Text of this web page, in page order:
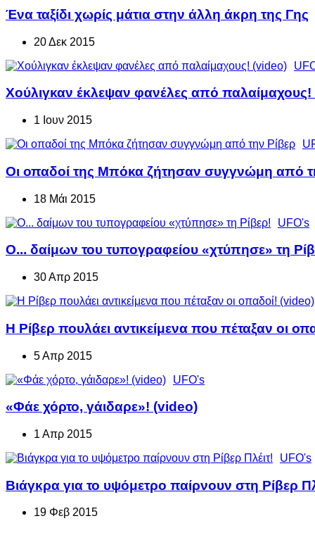
Ένα ταξίδι χωρίς μάτια στην άλλη άκρη της Γης
20 Δεκ 2015
Χούλιγκαν έκλεψαν φανέλες από
1 Ιουν 2015
Οι οπαδοί της Μπόκα ζήτησαν συγγνώμη από
18 Μάι 2015
UFO's
Ο... δαίμων του τυπογραφείου «χτύπησε» τη
30 Απρ 2015
Η Ρίβερ πουλάει αντικείμενα που πέταξαν οι
5 Απρ 2015
UFO's
«Φάε χόρτο, γάιδαρε»! (video)
1 Απρ 2015
UFO's
Βιάγκρα για το υψόμετρο παίρνουν στη Ρίβερ
19 Φεβ 2015